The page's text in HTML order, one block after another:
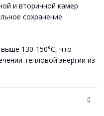
и вторичной камер
сохранение
130-150°С, что
тепловой энергии из